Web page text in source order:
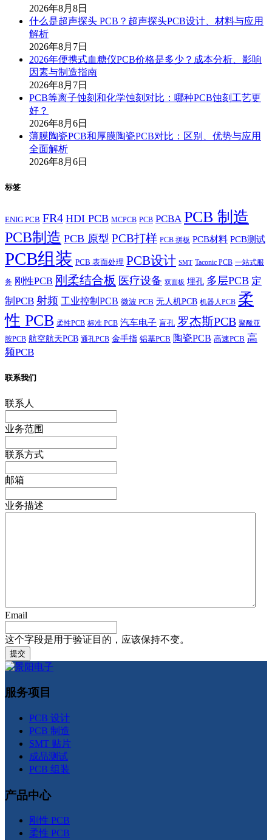
2026年8月8日
什么是超声探头 PCB？超声探头PCB设计、材料与应用
解析
2026年8月7日
2026年便携式血糖仪PCB价格是多少？成本分析、影响
因素与制造指南
2026年8月7日
PCB等离子蚀刻和化学蚀刻对比：哪种PCB蚀刻工艺更
好？
2026年8月6日
薄膜陶瓷PCB和厚膜陶瓷PCB对比：区别、优势与应用
全面解析
2026年8月6日
标签
ENIG PCB FR4 HDI PCB MCPCB PCB PCBA PCB 制造
PCB制造 PCB 原型 PCB打样 PCB 拼板 PCB材料 PCB测试
PCB组装 PCB 表面处理 PCB设计 SMT Taconic PCB 一站式服
务 刚性PCB 刚柔结合板 医疗设备 双面板 埋孔 多层PCB 定
制PCB 射频 工业控制PCB 微波 PCB 无人机PCB 机器人PCB 柔
性 PCB 柔性PCB 标准 PCB 汽车电子 盲孔 罗杰斯PCB 聚酰亚
胺PCB 航空航天PCB 通孔PCB 金手指 铝基PCB 陶瓷PCB 高速PCB 高
频PCB
联系我们
联系人
业务范围
联系方式
邮箱
业务描述
Email
这个字段是用于验证目的，应该保持不变。
服务项目
PCB 设计
PCB 制造
SMT 贴片
成品测试
PCB 组装
产品中心
刚性 PCB
柔性 PCB